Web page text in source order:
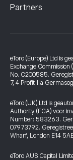
Partners
eToro (Europe) Ltd is
Exchange
No. C200585.
7, 4 Profiti Ilia
eToro (UK) Ltd is
Authority (FCA) voor
Number: 583263.
07973792.
Wharf, London E14
eToro AUS Capital